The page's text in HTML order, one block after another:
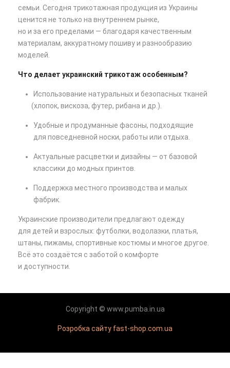
семьи. Сегодня трикотажная продукция из Украины
ценится не только на внутреннем рынке,
но и за его пределами — благодаря качественным
материалам, аккуратному пошиву и разнообразию
моделей.
Что делает украинский трикотаж особенным?
Использование натуральных и безопасных тканей
(хлопок, вискоза, футер, рибана и др.).
Удобные и продуманные фасоны, подходящие
для повседневной носки, работы или отдыха.
Актуальные расцветки и дизайны — от базовой
классики до модных принтов.
Поддержка местного производства и малых
фабрик.
Украинские производители предлагают одежду
для детей и взрослых: футболки, водолазки, платья,
штаны, пижамы, спортивные костюмы и многое другое.
Всё это создаётся с заботой о комфорте
и доступности.
Copyright © www.pumba.in.ua
Розробка сайту fast-shop.com.ua